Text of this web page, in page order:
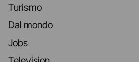
Turismo
Dal mondo
Jobs